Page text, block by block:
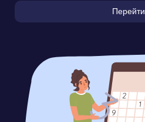
Перейти